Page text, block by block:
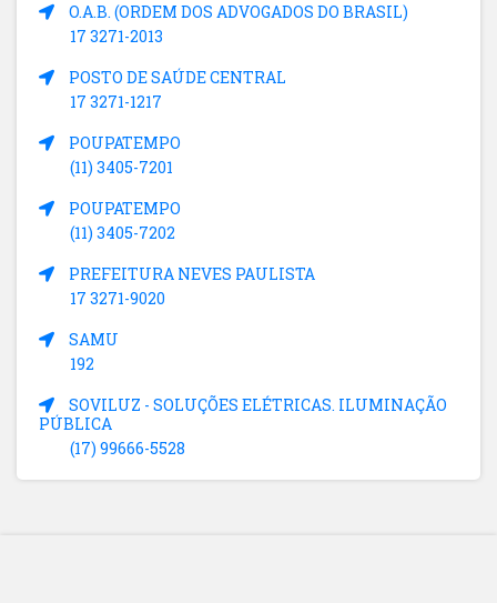
O.A.B. (ORDEM DOS ADVOGADOS DO BRASIL)
17 3271-2013
POSTO DE SAÚDE CENTRAL
17 3271-1217
POUPATEMPO
(11) 3405-7201
POUPATEMPO
(11) 3405-7202
PREFEITURA NEVES PAULISTA
17 3271-9020
SAMU
192
SOVILUZ - SOLUÇÕES ELÉTRICAS. ILUMINAÇÃO
PÚBLICA
(17) 99666-5528